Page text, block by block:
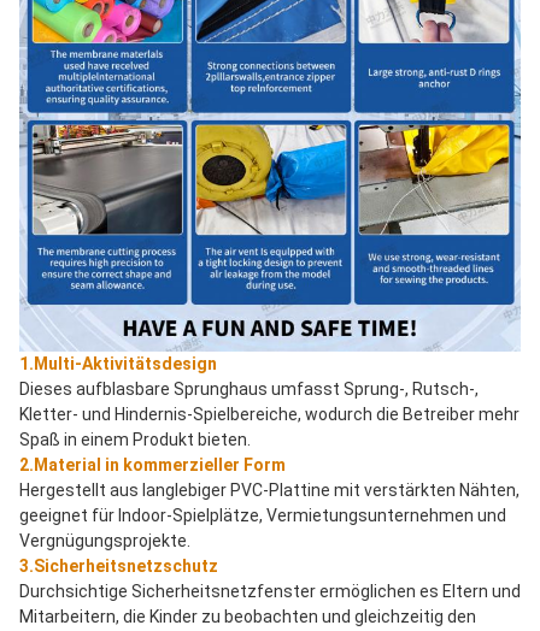
1.Multi-Aktivitätsdesign
Dieses aufblasbare Sprunghaus umfasst Sprung-, Rutsch-,
Kletter- und Hindernis-Spielbereiche, wodurch die Betreiber mehr
Spaß in einem Produkt bieten.
2.Material in kommerzieller Form
Hergestellt aus langlebiger PVC-Plattine mit verstärkten Nähten,
geeignet für Indoor-Spielplätze, Vermietungsunternehmen und
Vergnügungsprojekte.
3.Sicherheitsnetzschutz
Durchsichtige Sicherheitsnetzfenster ermöglichen es Eltern und
Mitarbeitern, die Kinder zu beobachten und gleichzeitig den